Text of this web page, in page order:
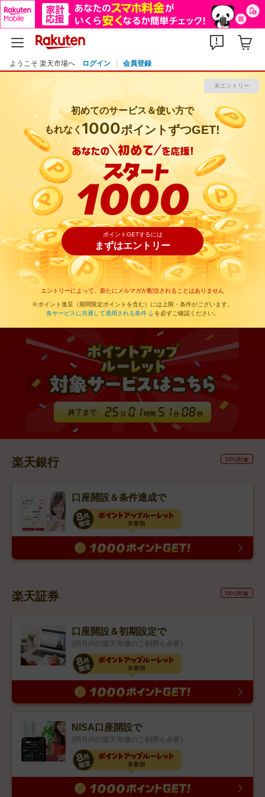
ようこそ 楽天市場へ ログイン 会員登録
未エントリー
初めてのサービス＆使い方で
もれなく 1000ポイントずつGET!
ポイントGETするには
まずはエントリー
エントリーによって、新たにメルマガが配信されることはありません
※ポイント進呈（期間限定ポイントを含む）には上限・条件がございます。
各サービスに共通して適用される条件
を必ずご確認ください。
ポイントGETするには
まずはエントリー
終了まで 日 時間 分 秒
楽天銀行 SPU対象
口座開設＆条件達成で
楽天証券 SPU対象
口座開設＆初期設定で
(同月内の楽天市場のご利用も必要)
NISA口座開設で
(同月内の楽天市場のご利用も必要)